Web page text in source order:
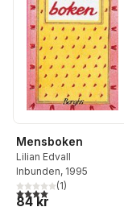
Mensboken
Lilian Edvall
Inbunden, 1995
4,0utav 5 stjärnor.
(1)
84 kr